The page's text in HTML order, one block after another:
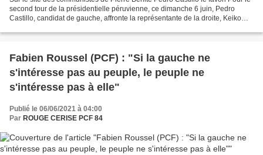
second tour de la présidentielle péruvienne, ce dimanche 6 juin, Pedro
Castillo, candidat de gauche, affronte la représentante de la droite, Keiko
Fabien Roussel (PCF) : "Si la gauche ne
s'intéresse pas au peuple, le peuple ne
s'intéresse pas à elle"
Publié le 06/06/2021 à 04:00
Par ROUGE CERISE PCF 84